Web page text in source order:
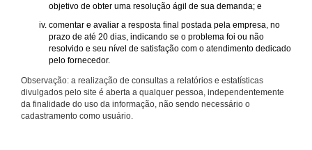
objetivo de obter uma resolução ágil de sua demanda; e
comentar e avaliar a resposta final postada pela empresa, no
prazo de até 20 dias, indicando se o problema foi ou não
resolvido e seu nível de satisfação com o atendimento dedicado
pelo fornecedor.
Observação: a realização de consultas a relatórios e estatísticas
divulgados pelo site é aberta a qualquer pessoa, independentemente
da finalidade do uso da informação, não sendo necessário o
cadastramento como usuário.